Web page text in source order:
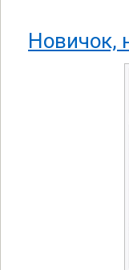
Новичок,